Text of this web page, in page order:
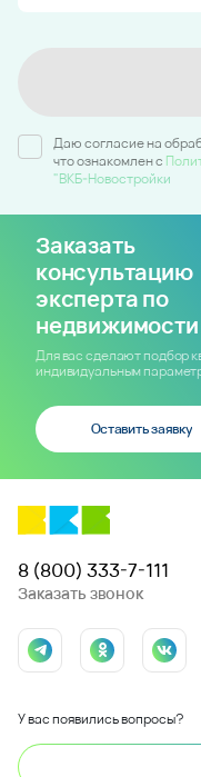
Даю согласие на
что ознакомлен c
"ВКБ-Новостройки
Заказать
консультацию
эксперта по
недвижимости
Для вас сделают подбор
индивидуальным
Оставить заявку
8 (800) 333-7-111
Заказать звонок
У вас появились вопросы?